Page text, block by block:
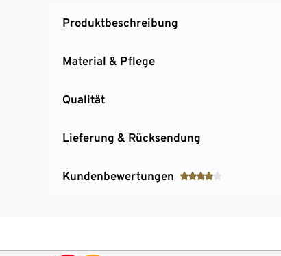
Produktbeschreibung
Material & Pflege
Qualität
Lieferung & Rücksendung
Kundenbewertungen